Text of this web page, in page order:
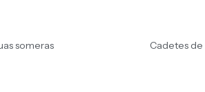
someras